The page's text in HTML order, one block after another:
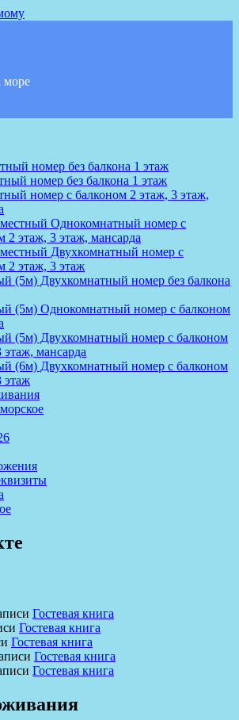
море
номер без балкона 1 этаж
номер без балкона 1 этаж
номер с балконом 2 этаж, 3 этаж,
Однокомнатный номер с
2 этаж, 3 этаж, мансарда
Двухкомнатный номер с
2 этаж, 3 этаж
(5м) Двухкомнатный номер без балкона
(5м) Однокомнатный номер с балконом
(5м) Двухкомнатный номер с балконом
этаж, мансарда
(6м) Двухкомнатный номер с балконом
этаж
Гостевая книга
Гостевая книга
Гостевая книга
Гостевая книга
Гостевая книга